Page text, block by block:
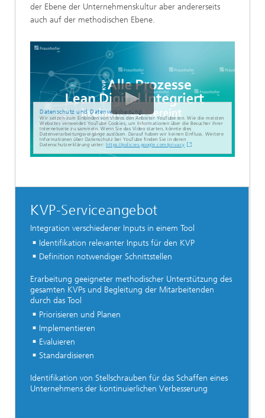
der Ebene der Unternehmenskultur aber andererseits
auch auf der methodischen Ebene.
Datenschutz und Datenverarbeitung
Wir setzen zum Einbinden von Videos den Anbieter YouTube ein. Wie die meisten
Websites verwendet YouTube Cookies, um Informationen über die Besucher ihrer
Internetseite zu sammeln. Wenn Sie das Video starten, könnte dies
Datenverarbeitungsvorgänge auslösen. Darauf haben wir keinen Einfluss. Weitere
Informationen über Datenschutz bei YouTube finden Sie in deren
Datenschutzerklärung unter: https://policies.google.com/privacy
KVP-Serviceangebot
Integration verschiedener Inputs in einem Tool
Identifikation relevanter Inputs für den KVP
Definition notwendiger Schnittstellen
Erarbeitung geeigneter methodischer Unterstützung des
gesamten KVPs und Begleitung der Mitarbeitenden
durch das Tool
Priorisieren und Planen
Implementieren
Evaluieren
Standardisieren
Identifikation von Stellschrauben für das Schaffen eines
Unternehmens der kontinuierlichen Verbesserung